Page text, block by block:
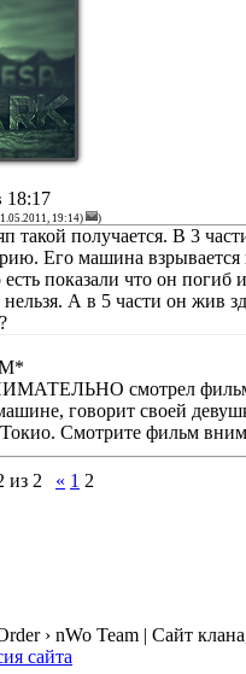
18:17
19:14) )
такой получается. В 3
Его машина взрывается
есть показали что он
А в 5 части он жив
смотрел фильм,
говорит своей
Смотрите фильм
из 2 « 1 2
› nWo Team | Сайт
сайта